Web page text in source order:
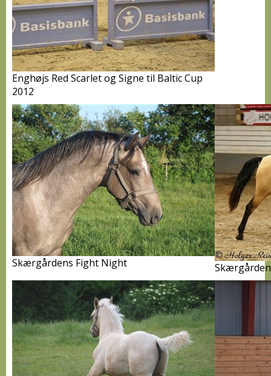
Enghøjs Red Scarlet og Signe til Baltic Cup
2012
Skærgårdens Fight Night